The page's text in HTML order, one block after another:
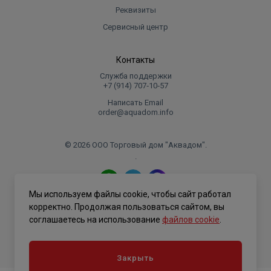
Реквизиты
Сервисный центр
Контакты
Служба поддержки
+7 (914) 707‑10‑57
Написать Email
order@aquadom.info
© 2026 ООО Торговый дом "Аквадом".
.
Политика конфиденциальности
Мы используем файлы cookie, чтобы сайт работал
корректно. Продолжая пользоваться сайтом, вы
соглашаетесь на использование файлов cookie
Закрыть